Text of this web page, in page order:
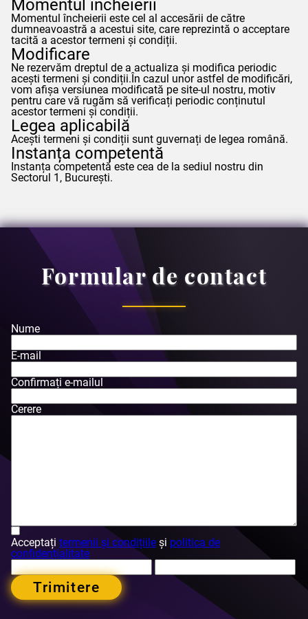
Momentul încheierii
Momentul încheierii este cel al accesării de către
dumneavoastră a acestui site, care reprezintă o acceptare
tacită a acestor termeni și condiții.
Modificare
Ne rezervăm dreptul de a actualiza și modifica periodic
acești termeni și condiții.În cazul unor astfel de modificări,
vom afișa versiunea modificată pe site-ul nostru, motiv
pentru care vă rugăm să verificați periodic conținutul
acestor termeni și condiții.
Legea aplicabilă
Acești termeni și condiții sunt guvernați de legea română.
Instanța competentă
Instanța competentă este cea de la sediul nostru din
Sectorul 1, București.
Formular de contact
Nume
E-mail
Confirmați e-mailul
Cerere
Acceptați termenii și condițiile și politica de
confidențialitate
Trimitere